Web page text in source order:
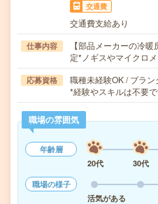
交通費
交通費支給あり
仕事内容
【部品メーカーの冷
定*ノギスやマイクロ
応募資格
職種未経験OK / ブラ
*経験やスキルは不要
職場の雰囲気
年齢層
20代
30代
職場の様子
活気がある